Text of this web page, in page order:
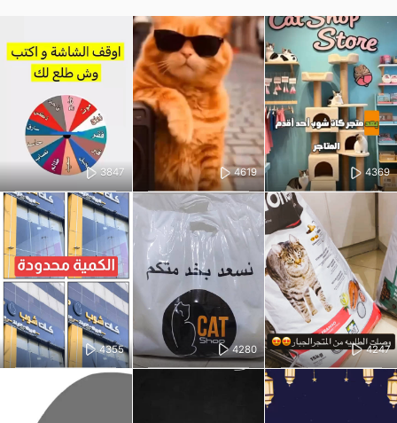
3847 4619 4369
4355 4280 4247